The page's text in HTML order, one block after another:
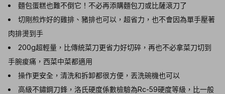
麵包蛋糕也難不倒它！不必再添購麵包刀或比薩滾刀了
切剛煎炸好的雞排、豬排也可以，超省力，也不會因為單手壓著
肉排燙到手
200g超輕量，比傳統菜刀更省力好切碎，再也不必拿菜刀切到
手腕痠痛，西菜中菜都適用
操作更安全，清洗和拆卸都很方便，丟洗碗機也可以
高級不鏽鋼刀鋒，洛氏硬度係數檢驗為Rc-59硬度等級，比一般